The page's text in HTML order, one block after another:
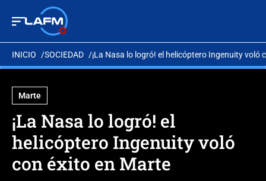
INICIO SOCIEDAD ¡La Nasa lo logró! el helicóptero Ingenuity voló
Marte
¡La Nasa lo logró! el
helicóptero Ingenuity voló
con éxito en Marte